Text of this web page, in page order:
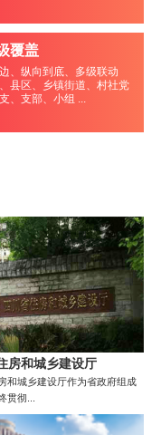
覆盖
、纵向到底、多级联动
县区、乡镇街道、村社党
、支部、小组 ...
房和城乡建设厅
和城乡建设厅作为省政府组成
贯彻...